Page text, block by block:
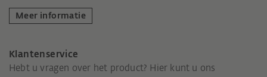
Meer informatie
Klantenservice
Hebt u vragen over het product? Hier kunt u ons